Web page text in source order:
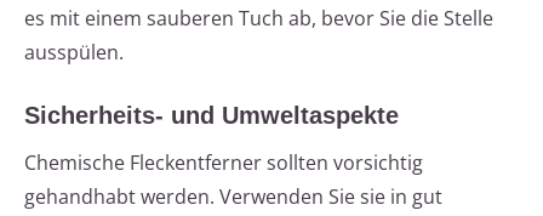
es mit einem sauberen Tuch ab, bevor Sie die Stelle
ausspülen.
Sicherheits- und Umweltaspekte
Chemische Fleckentferner sollten vorsichtig
gehandhabt werden. Verwenden Sie sie in gut